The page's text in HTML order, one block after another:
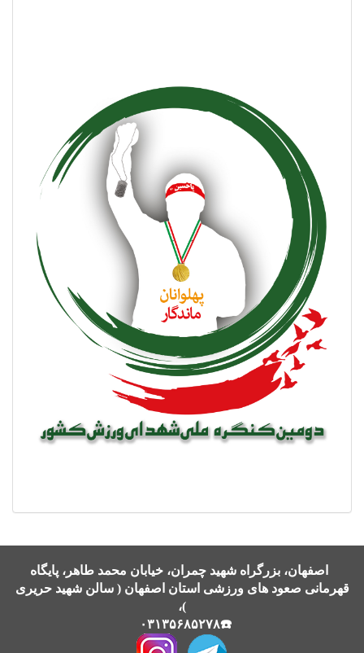
اصفهان، بزرگراه شهید چمران، خیابان محمد طاهر، پایگاه
قهرمانی صعود های ورزشی استان اصفهان ( سالن شهید حریری
)،
☎️۰۳۱۳۵۶۸۵۲۷۸